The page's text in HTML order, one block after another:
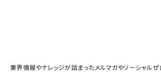
業界情報やナレッジが詰まったメルマガやソーシャルぜ